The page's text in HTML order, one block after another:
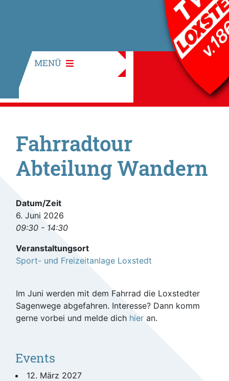
MENÜ
Fahrradtour
Abteilung Wandern
Datum/Zeit
6. Juni 2026
09:30 - 14:30
Veranstaltungsort
Sport- und Freizeitanlage Loxstedt
Im Juni werden mit dem Fahrrad die Loxstedter
Sagenwege abgefahren. Interesse? Dann komm
gerne vorbei und melde dich hier an.
Events
12. März 2027